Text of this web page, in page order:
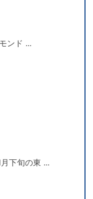
ンド ...
下旬の東 ...